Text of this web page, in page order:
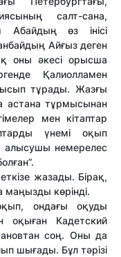
салт-сана,
Абайдың өз інісі
Айғыз деген
оны әкесі орысша
Қалиолламен
тұрады. Жазғы
астана тұрмысынан
мен кітаптар
үнемі оқып
алысушы немерелес
жазады. Бірақ,
маңызды көрінді.
ондағы оқуды
Кадетский
соң. Оны да
шығады. Бұл тәрізі